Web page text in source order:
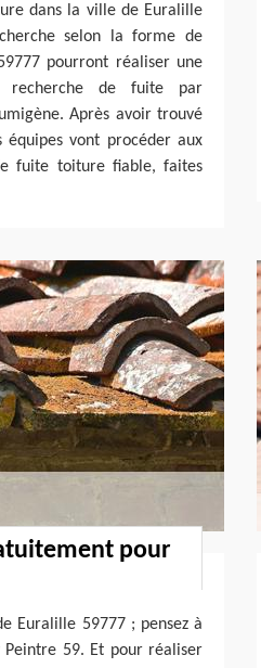
dans la ville de Euralille
selon la forme de
pourront réaliser une
recherche de fuite par
Après avoir trouvé
équipes vont procéder aux
fuite toiture fiable, faites
pour
Euralille 59777 ; pensez à
59. Et pour réaliser